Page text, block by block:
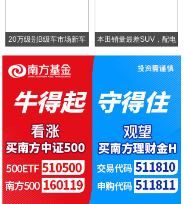
20万级别B级车市场新车 本田销量最差SUV，配电